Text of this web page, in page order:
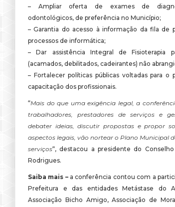
– Ampliar oferta de exames de
odontológicos, de preferência no Município;
– Garantia do acesso à informação da fila de
processos de informática;
– Dar assistência Integral de Fisioterapia
(acamados, debilitados, cadeirantes) não
– Fortalecer políticas públicas voltadas para o
capacitação dos profissionais.
“Mais do que uma exigência legal, a
trabalhadores, prestadores de serviços e
debater ideias, discutir propostas e propor
aspectos legais, vão nortear o Plano Municipal
serviços“, destacou a presidente do
Rodrigues.
Saiba mais –a conferência contou com a
Prefeitura e das entidades Metástase do
Associação Bicho Amigo, Associação de